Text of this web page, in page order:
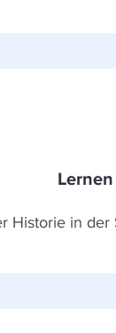
Historie in der